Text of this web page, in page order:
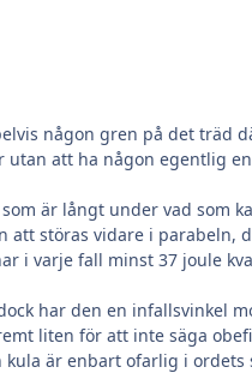
någon gren på det träd
att ha någon egentlig
är långt under vad som
att störas vidare i parabeln,
i varje fall minst 37 joule
har den en infallsvinkel
liten för att inte säga
kula är enbart ofarlig i